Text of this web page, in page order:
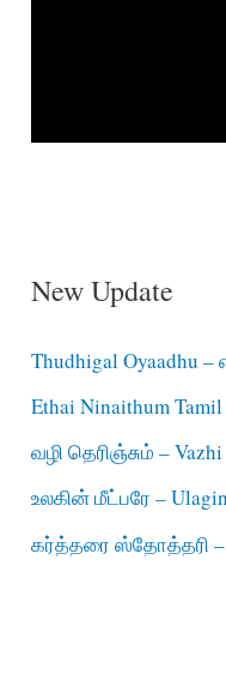
New Update
Thudhigal Oyaadhu
Ethai Ninaithum
வழி தெரிஞ்சும் –
உலகின் மீட்பரே –
கர்த்தரை ஸ்தோத்தரி –